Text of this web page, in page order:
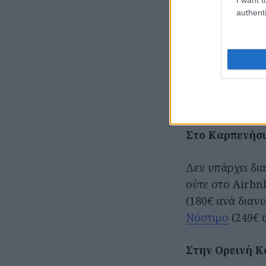
στα 200€ το
τα σαλέ στο
Καλή
Στο
Δεν υπάρχει
ούτε στο
(180€ ανά
Νόστιμο (249€
Στην Ορεινή